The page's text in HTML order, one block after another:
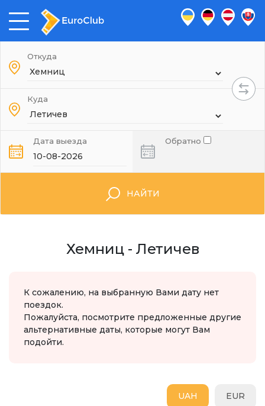
Откуда
Куда
Дата выезда Обратно
НАЙТИ
Хемниц - Летичев
К сожалению, на выбранную Вами дату нет
поездок.
Пожалуйста, посмотрите предложенные другие
альтернативные даты, которые могут Вам
подойти.
EUR
UAH